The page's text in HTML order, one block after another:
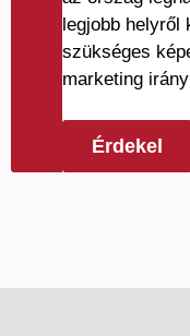
legjobb helyről
szükséges
marketing
Érdekel